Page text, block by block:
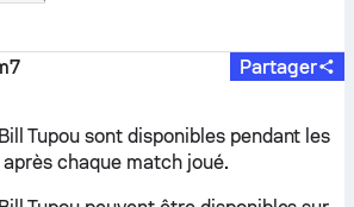
Partager
Tupou sont disponibles pendant les
chaque match joué.